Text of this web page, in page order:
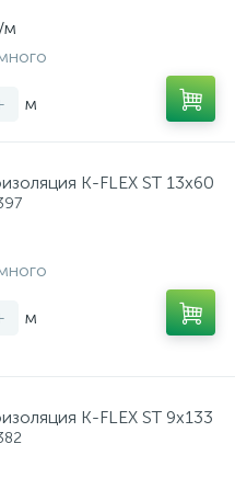
/м
м
K-FLEX ST 13x60
м
K-FLEX ST 9x133